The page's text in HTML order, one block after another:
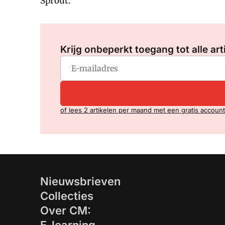
Krijg onbeperkt toegang tot alle
of lees 2 artikelen per maand met een gratis account
Nieuwsbrieven
Collecties
Over CM: